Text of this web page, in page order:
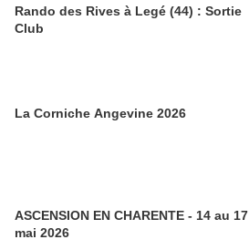
Rando des Rives à Legé (44) : Sortie
Club
La Corniche Angevine 2026
ASCENSION EN CHARENTE - 14 au 17
mai 2026